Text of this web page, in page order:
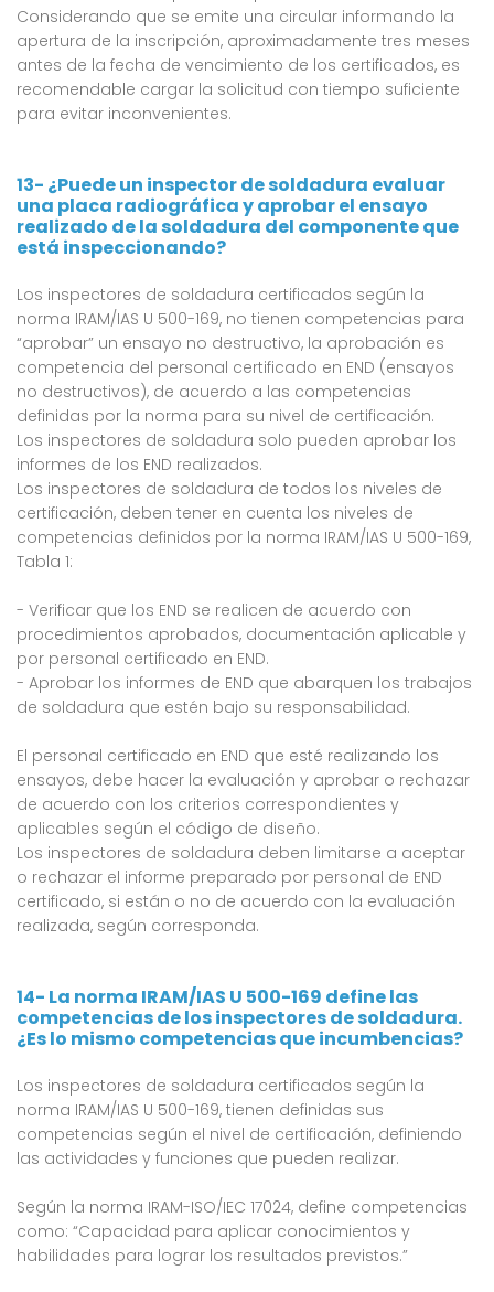
Considerando que se emite una circular informando la
apertura de la inscripción, aproximadamente tres meses
antes de la fecha de vencimiento de los certificados, es
recomendable cargar la solicitud con tiempo suficiente
para evitar inconvenientes.
13- ¿Puede un inspector de soldadura evaluar
una placa radiográfica y aprobar el ensayo
realizado de la soldadura del componente que
está inspeccionando?
Los inspectores de soldadura certificados según la
norma IRAM/IAS U 500-169, no tienen competencias para
“aprobar” un ensayo no destructivo, la aprobación es
competencia del personal certificado en END (ensayos
no destructivos), de acuerdo a las competencias
definidas por la norma para su nivel de certificación.
Los inspectores de soldadura solo pueden aprobar los
informes de los END realizados.
Los inspectores de soldadura de todos los niveles de
certificación, deben tener en cuenta los niveles de
competencias definidos por la norma IRAM/IAS U 500-169,
Tabla 1:
- Verificar que los END se realicen de acuerdo con
procedimientos aprobados, documentación aplicable y
por personal certificado en END.
- Aprobar los informes de END que abarquen los trabajos
de soldadura que estén bajo su responsabilidad.
El personal certificado en END que esté realizando los
ensayos, debe hacer la evaluación y aprobar o rechazar
de acuerdo con los criterios correspondientes y
aplicables según el código de diseño.
Los inspectores de soldadura deben limitarse a aceptar
o rechazar el informe preparado por personal de END
certificado, si están o no de acuerdo con la evaluación
realizada, según corresponda.
14- La norma IRAM/IAS U 500-169 define las
competencias de los inspectores de soldadura.
¿Es lo mismo competencias que incumbencias?
Los inspectores de soldadura certificados según la
norma IRAM/IAS U 500-169, tienen definidas sus
competencias según el nivel de certificación, definiendo
las actividades y funciones que pueden realizar.
Según la norma IRAM-ISO/IEC 17024, define competencias
como: “Capacidad para aplicar conocimientos y
habilidades para lograr los resultados previstos.”